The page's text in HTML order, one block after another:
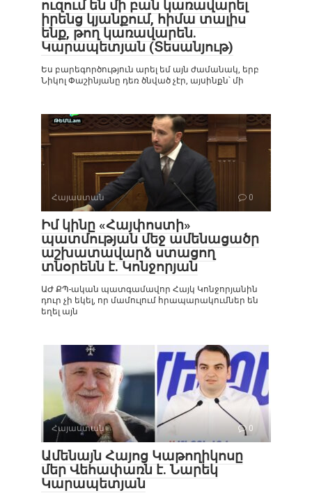
ուզում են մի բան կառավարել
իրենց կյանքում, հիմա տալիս
ենք, թող կառավարեն.
Կարապետյան (Տեսանյութ)
Ես բարեգործություն արել եմ այն ժամանակ, երբ
Նիկոլ Փաշինյանը դեռ ծնված չէր, այսինքն՝ մի
Հայաստան 0
Իմ կինը «Հայփոստի»
պատմության մեջ ամենացածր
աշխատավարձ ստացող
տնօրենն է. Կոնջորյան
ԱԺ ՔՊ-ական պատգամավոր Հայկ Կոնջորյանին
դուր չի եկել, որ մամուլում հրապարակումներ են
եղել այն
Հայաստան 0
Ամենայն Հայոց Կաթողիկոսը
մեր Վեհափառն է. Նարեկ
Կարապետյան